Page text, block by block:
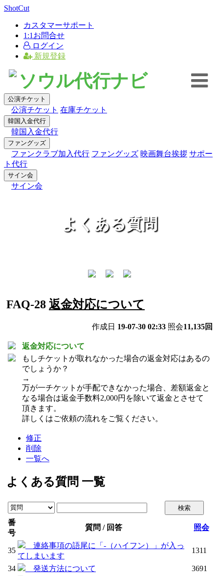
ShotCut
カスタマーサポート
1:1お問合せ
ログイン
新規登録
ソウル代行ナビ
公演チケット
公演チケット 在庫チケット
韓国入金代行
韓国入金代行
ファングッズ
ファンクラブ加入代行 ファングッズ 映画舞台挨拶 サポー
ト代行
サイン会
サイン会
よくある質問
FAQ-28 返金対応について
作成日 19-07-30 02:33 照会11,135回
返金対応について
もしチケットが取れなかった場合の返金対応はあるの
でしょうか？
→
万が一チケットが手配できなかった場合、差額返金と
なる場合は返金手数料2,000円を除いて返金とさせて
頂きます。
詳しくはご依頼の流れをご覧ください。
修正
削除
一覧へ
よくある質問 一覧
番
号
質問 / 回答 照会
35
連絡事項の語尾に「-（ハイフン）」が入っ
てしまいます
1311
34 発送方法について
3691